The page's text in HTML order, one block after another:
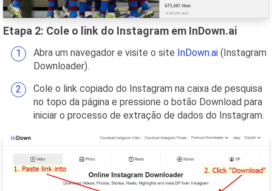
Etapa 2: Cole o link do Instagram em InDown.ai
Abra um navegador e visite o site InDown.ai (Instagram
Downloader).
Cole o link copiado do Instagram na caixa de pesquisa
no topo da página e pressione o botão Download para
iniciar o processo de extração de dados do Instagram.